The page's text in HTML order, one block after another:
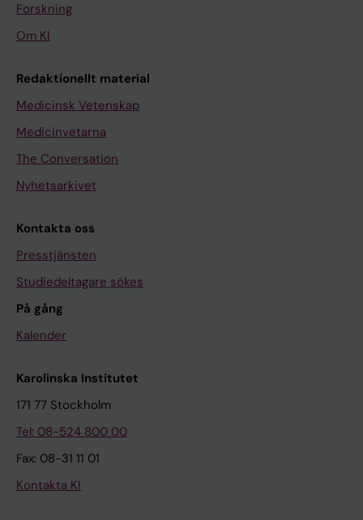
Forskning
Om KI
Redaktionellt material
Medicinsk Vetenskap
Medicinvetarna
The Conversation
Nyhetsarkivet
Kontakta oss
Presstjänsten
Studiedeltagare sökes
På gång
Kalender
Karolinska Institutet
171 77 Stockholm
Tel: 08-524 800 00
Fax: 08-31 11 01
Kontakta KI